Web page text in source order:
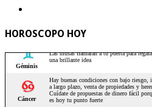
HOROSCOPO HOY